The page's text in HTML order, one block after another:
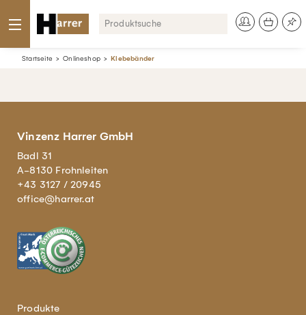
Startseite Onlineshop Klebebänder
Vinzenz Harrer GmbH
Badl 31
A-8130 Frohnleiten
+43 3127 / 20945
office@harrer.at
Produkte